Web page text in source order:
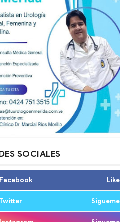
SOCIALES
Like
Sigueme